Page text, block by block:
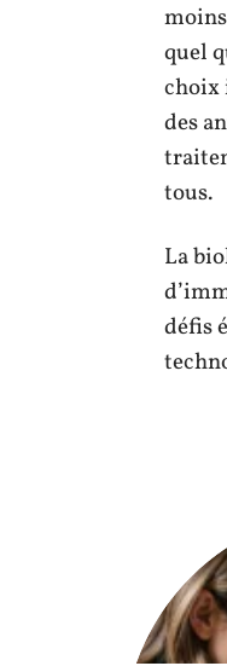
quel
choix
des
tous.
La
défis